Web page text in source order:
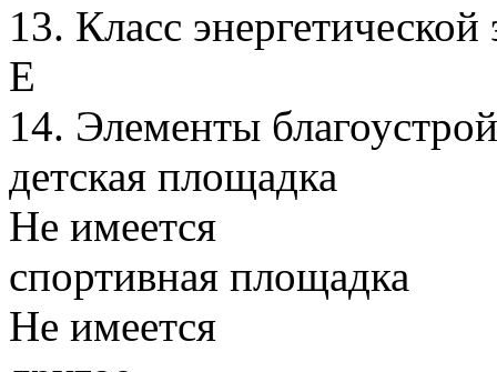
13. Класс
E
14. Элементы
детская площадка
Не имеется
спортивная площадка
Не имеется